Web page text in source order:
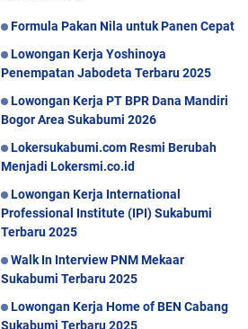
Formula Pakan Nila untuk Panen Cepat
Lowongan Kerja Yoshinoya
Penempatan Jabodeta Terbaru 2025
Lowongan Kerja PT BPR Dana Mandiri
Bogor Area Sukabumi 2026
Lokersukabumi.com Resmi Berubah
Menjadi Lokersmi.co.id
Lowongan Kerja International
Professional Institute (IPI) Sukabumi
Terbaru 2025
Walk In Interview PNM Mekaar
Sukabumi Terbaru 2025
Lowongan Kerja Home of BEN Cabang
Sukabumi Terbaru 2025